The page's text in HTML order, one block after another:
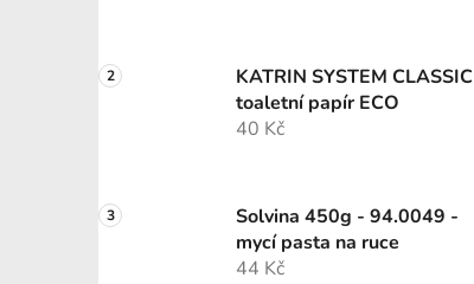
KATRIN SYSTEM CLASSIC
toaletní papír ECO
40 Kč
Solvina 450g - 94.0049 -
mycí pasta na ruce
44 Kč